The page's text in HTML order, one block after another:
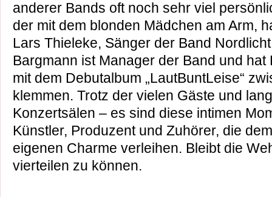
anderer Bands oft noch sehr viel
der mit dem blonden Mädchen am Arm,
Lars Thieleke, Sänger der Band
Bargmann ist Manager der Band und
mit dem Debutalbum „LautBuntLeise“
klemmen. Trotz der vielen Gäste und
Konzertsälen – es sind diese intimen
Künstler, Produzent und Zuhörer, die
eigenen Charme verleihen. Bleibt die
vierteilen zu können.